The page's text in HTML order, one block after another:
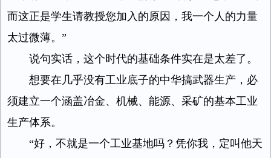
而这正是学生请教授您加入的原因，我一个人的力量
太过微薄。”
说句实话，这个时代的基础条件实在是太差了。
想要在几乎没有工业底子的中华搞武器生产，必
须建立一个涵盖冶金、机械、能源、采矿的基本工业
生产体系。
“好，不就是一个工业基地吗？凭你我，定叫他天